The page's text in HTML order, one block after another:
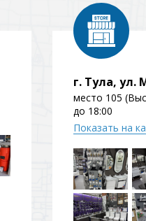
Стальные Из
На борт
г. Тула, ул.
место 105
до 18:00
Показать на